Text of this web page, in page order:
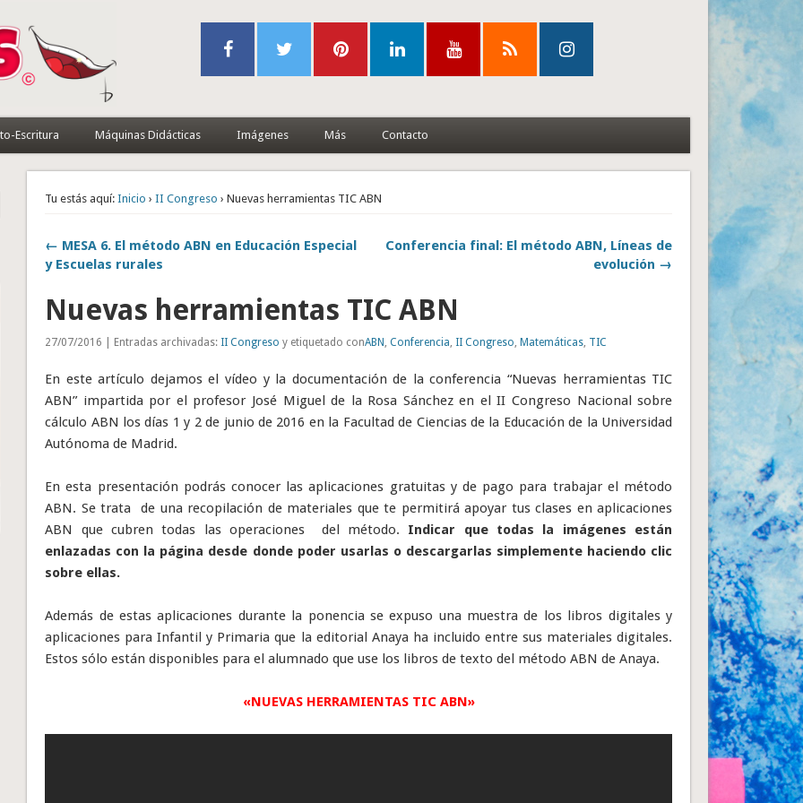
Escritura Máquinas Didácticas Imágenes Más Contacto
Tu estás aquí: Inicio ›II Congreso › Nuevas herramientas TIC ABN
← MESA 6. El método ABN en Educación Especial
y Escuelas rurales
Conferencia final: El método ABN, Líneas de
evolución →
Nuevas herramientas TIC ABN
27/07/2016 | Entradas archivadas: II Congreso y etiquetado conABN,Conferencia, II Congreso,Matemáticas, TIC
En este artículo dejamos el vídeo y la documentación de la conferencia “Nuevas herramientas TIC
ABN” impartida por el profesor José Miguel de la Rosa Sánchez en el II Congreso Nacional sobre
cálculo ABN los días 1 y 2 de junio de 2016 en la Facultad de Ciencias de la Educación de la Universidad
Autónoma de Madrid.
En esta presentación podrás conocer las aplicaciones gratuitas y de pago para trabajar el método
ABN. Se trata de una recopilación de materiales que te permitirá apoyar tus clases en aplicaciones
ABN que cubren todas las operaciones del método. Indicar que todas la imágenes están
enlazadas con la página desde donde poder usarlas o descargarlas simplemente haciendo clic
sobre ellas.
Además de estas aplicaciones durante la ponencia se expuso una muestra de los libros digitales y
aplicaciones para Infantil y Primaria que la editorial Anaya ha incluido entre sus materiales digitales.
Estos sólo están disponibles para el alumnado que use los libros de texto del método ABN de Anaya.
«NUEVAS HERRAMIENTAS TIC ABN»